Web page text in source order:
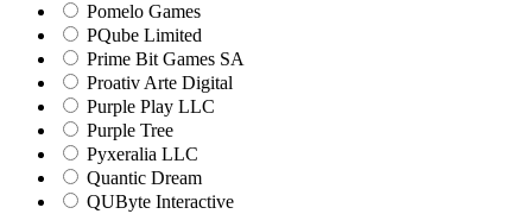
Pomelo Games
PQube Limited
Prime Bit Games SA
Proativ Arte Digital
Purple Play LLC
Purple Tree
Pyxeralia LLC
Quantic Dream
QUByte Interactive